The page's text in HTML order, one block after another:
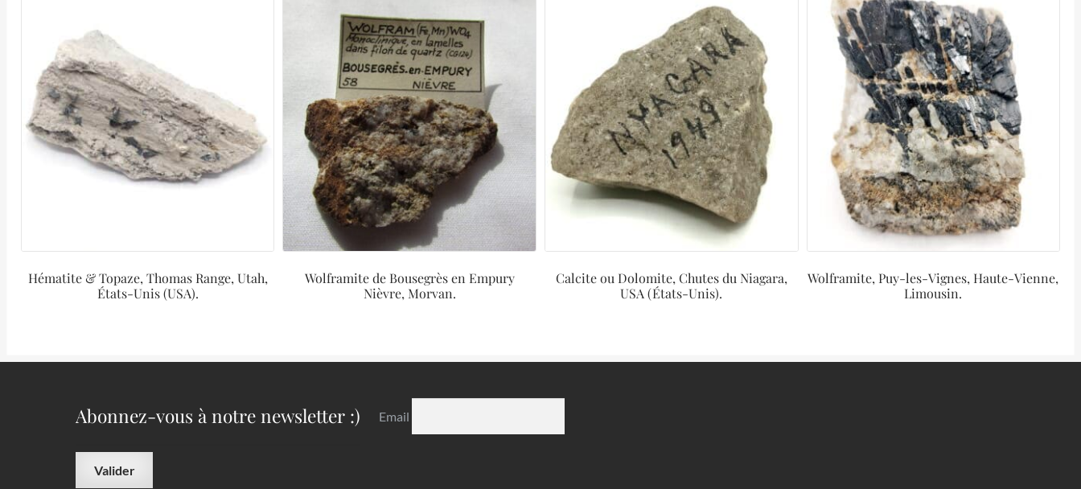
Hématite & Topaze, Thomas Range, Utah,
États-Unis (USA).
Wolframite de Bousegrès en Empury
Nièvre, Morvan.
Calcite ou Dolomite, Chutes du Niagara,
USA (États-Unis).
Wolframite, Puy-les-Vignes, Haute-Vienne,
Limousin.
Abonnez-vous à notre newsletter :) Email